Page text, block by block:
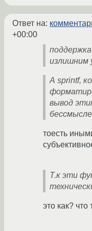
Ответ на:
+00:00
излишним
А sprintf,
вывод
тоесть
Т.к эти
это как? что